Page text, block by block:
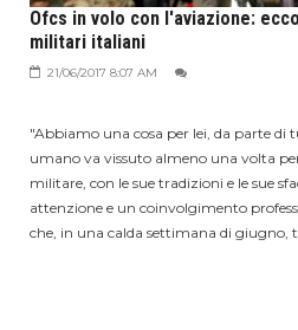
Ofcs in volo con l'aviazione:
militari italiani
21/06/2017 8:07 AM
"Abbiamo una cosa per lei, da parte
umano va vissuto almeno una volta
militare, con le sue tradizioni e le sue
attenzione e un coinvolgimento
che, in una calda settimana di giugno,